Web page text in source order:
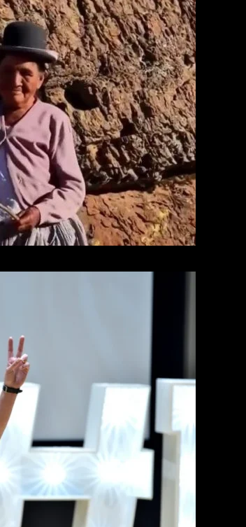
Magazine
Photography
Travel
Technology